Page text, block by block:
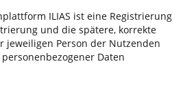
ILIAS ist eine Registrierung
und die spätere, korrekte
jeweiligen Person der Nutzenden
Daten